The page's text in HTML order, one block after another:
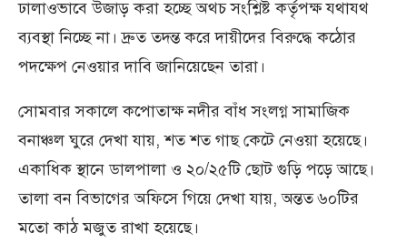
ঢালাওভাবে উজাড় করা হচ্ছে অথচ সংশ্লিষ্ট কর্তৃপক্ষ যথাযথ
ব্যবস্থা নিচ্ছে না। দ্রুত তদন্ত করে দায়ীদের বিরুদ্ধে কঠোর
পদক্ষেপ নেওয়ার দাবি জানিয়েছেন তারা।
সোমবার সকালে কপোতাক্ষ নদীর বাঁধ সংলগ্ন সামাজিক
বনাঞ্চল ঘুরে দেখা যায়, শত শত গাছ কেটে নেওয়া হয়েছে।
একাধিক স্থানে ডালপালা ও ২০/২৫টি ছোট গুড়ি পড়ে আছে।
তালা বন বিভাগের অফিসে গিয়ে দেখা যায়, অন্তত ৬০টির
মতো কাঠ মজুত রাখা হয়েছে।